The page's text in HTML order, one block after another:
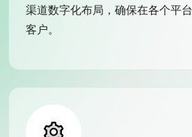
渠道数字化布局，确保在各个平
客户。